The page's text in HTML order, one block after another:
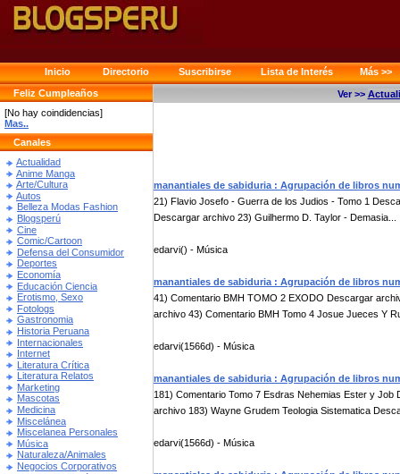
Inicio Directorio Suscribirse Lista de Interés
Más >>
Feliz Cumpleaños
[No hay coindidencias]
Mas..
Canales
Actualidad
Anime Manga
Arte/Cultura
Autos
Belleza Modas Fashion
Blogsperú
Cine
Comic/Cartoon
Defensa del Consumidor
Deportes
Economía
Educación Ciencia
Erotismo, Sexo
Fotologs
Gastronomia
Historia Peruana
Internacionales
Internet
Literatura Crítica
Literatura Relatos
Marketing
Mascotas
Medicina
Miscelánea
Miscelanea Personales
Música
Naturaleza/Animales
Negocios Corporativos
Ver >>
manantiales de sabiduria : Agrupación de libros
21) Flavio Josefo - Guerra de los Judios - Tomo 1
Descargar archivo 23) Guilhermo D. Taylor - Demasia...
edarvi() - Música
manantiales de sabiduria : Agrupación de libros
41) Comentario BMH TOMO 2 EXODO Descargar
archivo 43) Comentario BMH Tomo 4 Josue Jueces Y
edarvi(1566d) - Música
manantiales de sabiduria : Agrupación de libros
181) Comentario Tomo 7 Esdras Nehemias Ester y
archivo 183) Wayne Grudem Teologia Sistematica
edarvi(1566d) - Música